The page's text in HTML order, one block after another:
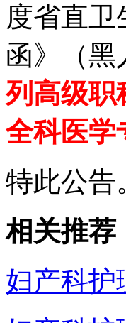
度省直
函》（黑
列高级职
全科医学
特此公告
相关推荐
妇产科护